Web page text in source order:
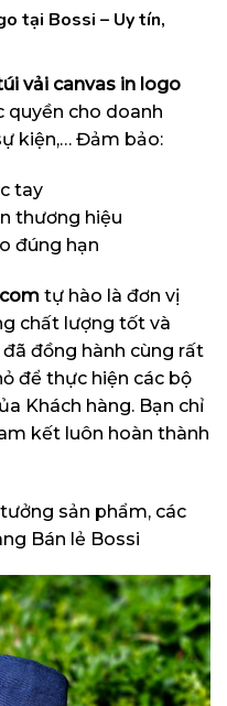
tại Bossi – Uy tín,
vải canvas in logo
quyền cho doanh
kiện,… Đảm bảo:
tay
thương hiệu
đúng hạn
tự hào là đơn vị
chất lượng tốt và
đồng hành cùng rất
để thực hiện các bộ
Khách hàng. Bạn chỉ
kết luôn hoàn thành
sản phẩm, các
Bán lẻ Bossi